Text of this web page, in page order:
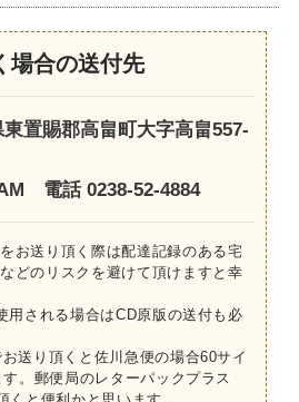
場合の送付先
置賜郡高畠町大字高畠557-
電話 0238-52-4884
お送り頂く際は配達記録のある宅
どのリスクを避けて頂けますと幸
用される場合はCD原版の送付も必
送り頂くと佐川急便の場合60サイ
。郵便局のレターパックプラス